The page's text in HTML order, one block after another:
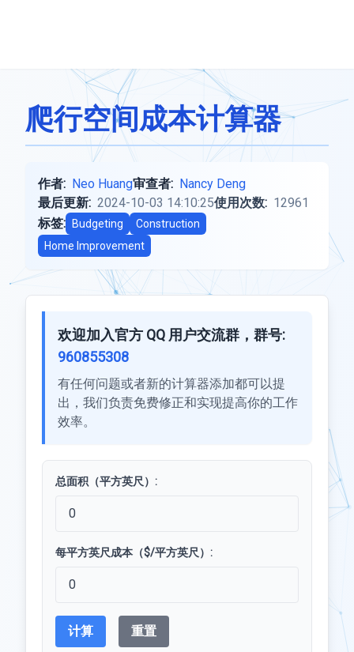
爬行空间成本计算器
作者: Neo Huang审查者: Nancy Deng
最后更新: 2024-10-03 14:10:25使用次数: 12961
标签:
Budgeting
Construction
Home Improvement
欢迎加入官方 QQ 用户交流群，群号:
960855308
有任何问题或者新的计算器添加都可以提
出，我们负责免费修正和实现提高你的工作
效率。
总面积（平方英尺）:
每平方英尺成本（$/平方英尺）:
计算 重置